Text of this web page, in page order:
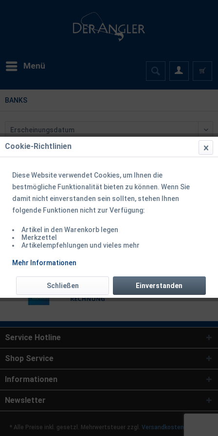
Menü
BANKS
Zahlungsarten
Service Hotline
Shop Service
Informationen
Newsletter
* Alle Preise inkl. gesetzl. Mehrwertsteuer zzgl. Versandkosten
Cookie-Richtlinien
Diese Website verwendet Cookies, um Ihnen die
bestmögliche Funktionalität bieten zu können. Wenn Sie
damit nicht einverstanden sein sollten, stehen Ihnen
folgende Funktionen nicht zur Verfügung:
Artikel in den Warenkorb legen
Merkzettel
Artikelempfehlungen und vieles mehr
Mehr Informationen
Einverstanden
Schließen